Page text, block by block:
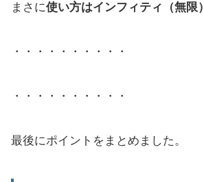
まさに使い方はインフィティ（無限）
・・・・・・・・・・
・・・・・・・・・・
最後にポイントをまとめました。